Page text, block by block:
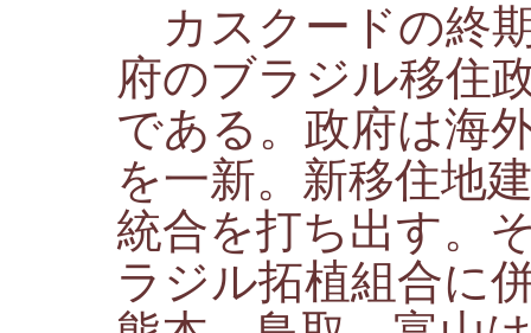
カスクードの終
府のブラジル移住
である。政府は海
を一新。新移住地
統合を打ち出す。
ラジル拓植組合に